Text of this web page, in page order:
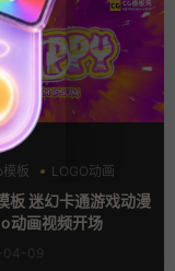
模板
LOGO动画
板 迷幻卡通游戏动漫
动画视频开场
04-09